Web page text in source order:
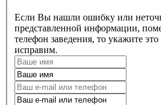
Если Вы нашли ошибку или
представленной информации,
телефон заведения, то укажите
исправим.